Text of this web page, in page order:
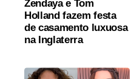
Zendaya e Tom
Holland fazem festa
de casamento luxuosa
na Inglaterra